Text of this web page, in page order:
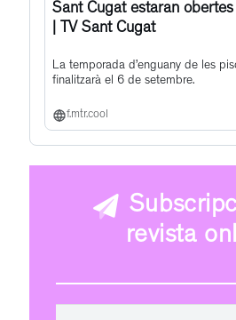
Sant Cugat estaran
| TV Sant Cugat
La temporada d’enguany de les
finalitzarà el 6 de setembre.
f.mtr.cool
revista